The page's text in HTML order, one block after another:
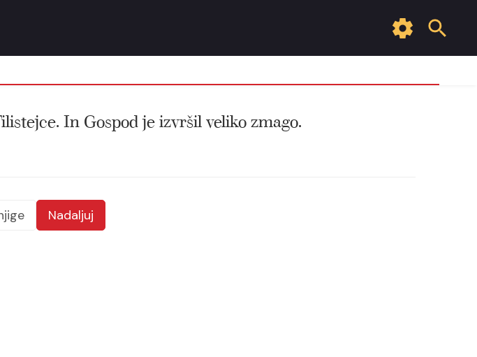
In Gospod je izvršil veliko zmago.
Nadaljuj